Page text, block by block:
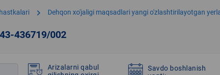
chevron_right Dehqon xo'jaligi maqsadlari yangi o'zlashtirilayotgan
436719/002
Arizalarni qabul
Savdo boshlanish